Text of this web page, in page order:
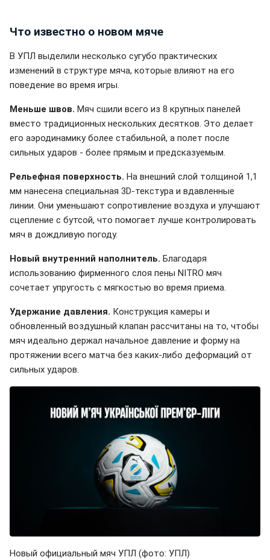
Что известно о новом мяче
В УПЛ выделили несколько сугубо практических
изменений в структуре мяча, которые влияют на его
поведение во время игры.
Меньше швов. Мяч сшили всего из 8 крупных панелей
вместо традиционных нескольких десятков. Это делает
его аэродинамику более стабильной, а полет после
сильных ударов - более прямым и предсказуемым.
Рельефная поверхность. На внешний слой толщиной 1,1
мм нанесена специальная 3D-текстура и вдавленные
линии. Они уменьшают сопротивление воздуха и улучшают
сцепление с бутсой, что помогает лучше контролировать
мяч в дождливую погоду.
Новый внутренний наполнитель. Благодаря
использованию фирменного слоя пены NITRO мяч
сочетает упругость с мягкостью во время приема.
Удержание давления. Конструкция камеры и
обновленный воздушный клапан рассчитаны на то, чтобы
мяч идеально держал начальное давление и форму на
протяжении всего матча без каких-либо деформаций от
сильных ударов.
Новый официальный мяч УПЛ (фото: УПЛ)